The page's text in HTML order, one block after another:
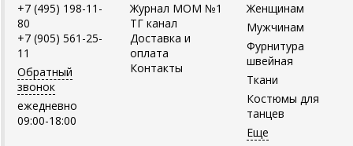
+7 (495) 198-11-
80
+7 (905) 561-25-
11
Обратный
звонок
ежедневно
09:00-18:00
Журнал MOM №1
ТГ канал
Доставка и
оплата
Контакты
Женщинам
Мужчинам
Фурнитура
швейная
Ткани
Костюмы для
танцев